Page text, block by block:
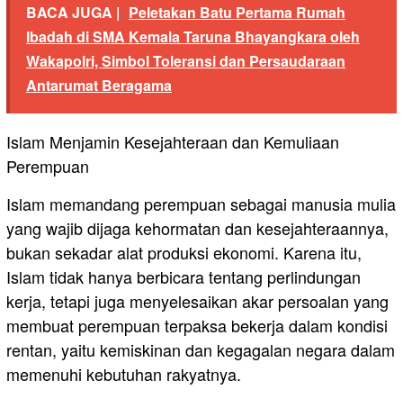
BACA JUGA | Peletakan Batu Pertama Rumah
Ibadah di SMA Kemala Taruna Bhayangkara oleh
Wakapolri, Simbol Toleransi dan Persaudaraan
Antarumat Beragama
Islam Menjamin Kesejahteraan dan Kemuliaan
Perempuan
Islam memandang perempuan sebagai manusia mulia
yang wajib dijaga kehormatan dan kesejahteraannya,
bukan sekadar alat produksi ekonomi. Karena itu,
Islam tidak hanya berbicara tentang perlindungan
kerja, tetapi juga menyelesaikan akar persoalan yang
membuat perempuan terpaksa bekerja dalam kondisi
rentan, yaitu kemiskinan dan kegagalan negara dalam
memenuhi kebutuhan rakyatnya.